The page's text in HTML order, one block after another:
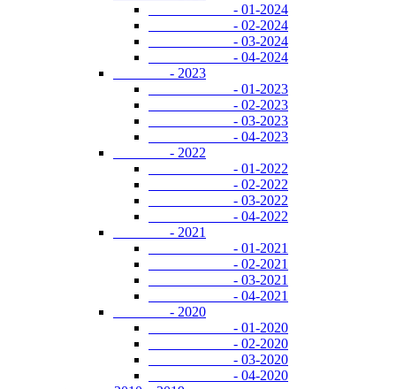
- 01-2024
- 02-2024
- 03-2024
- 04-2024
- 2023
- 01-2023
- 02-2023
- 03-2023
- 04-2023
- 2022
- 01-2022
- 02-2022
- 03-2022
- 04-2022
- 2021
- 01-2021
- 02-2021
- 03-2021
- 04-2021
- 2020
- 01-2020
- 02-2020
- 03-2020
- 04-2020